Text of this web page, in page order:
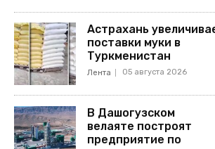
Астрахань
поставки муки в
Туркменистан
Лента 05 августа 2026
В Дашогузском
велаяте построят
предприятие по